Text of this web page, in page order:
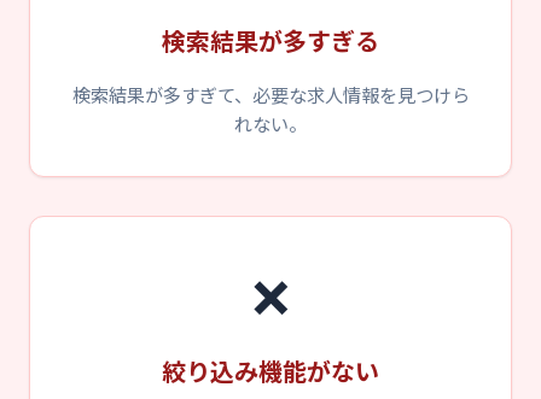
検索結果が多すぎる
検索結果が多すぎて、必要な求人情報を見つけら
れない。
❌
絞り込み機能がない